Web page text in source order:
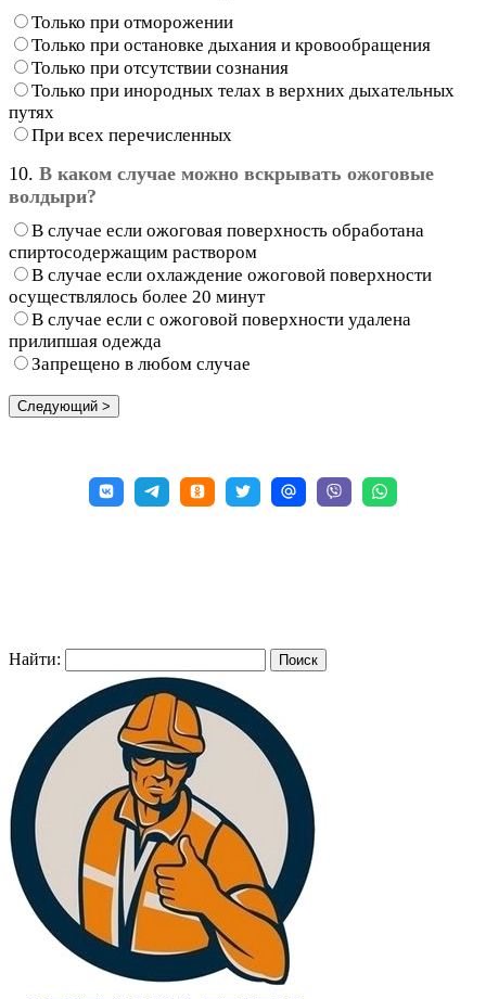
Только при отморожении
Только при остановке дыхания и кровообращения
Только при отсутствии сознания
Только при инородных телах в верхних дыхательных
путях
При всех перечисленных
10. В каком случае можно вскрывать ожоговые
волдыри?
В случае если ожоговая поверхность обработана
спиртосодержащим раствором
В случае если охлаждение ожоговой поверхности
осуществлялось более 20 минут
В случае если с ожоговой поверхности удалена
прилипшая одежда
Запрещено в любом случае
Найти: